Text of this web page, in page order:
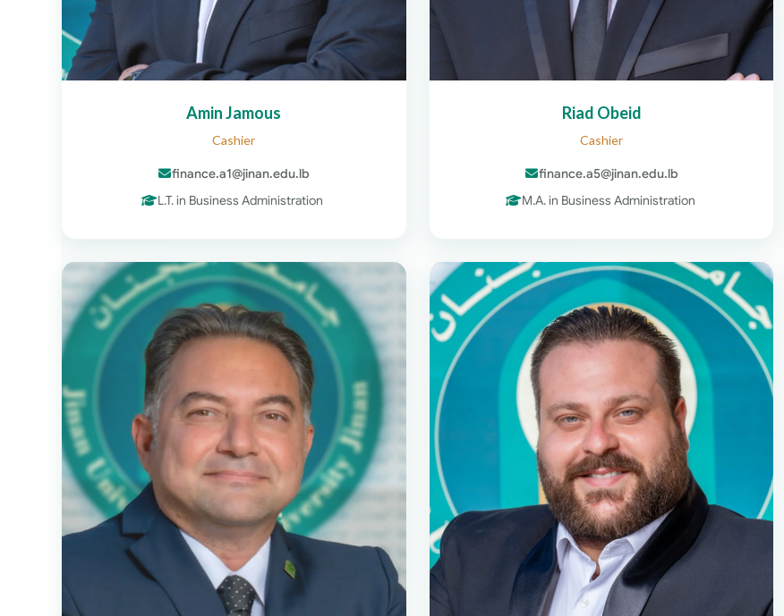
Riad Obeid
Cashier
finance.a5@jinan.edu.lb
M.A. in Business Administration
Amin Jamous
Cashier
finance.a1@jinan.edu.lb
L.T. in Business Administration